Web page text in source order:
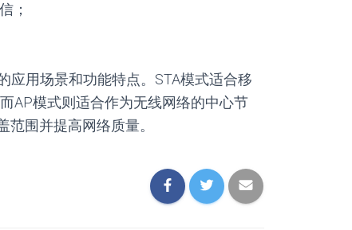
；
应用场景和功能特点。STA模式适合移
AP模式则适合作为无线网络的中心节
围并提高网络质量。